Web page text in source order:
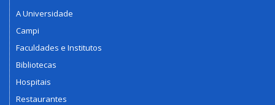
A Universidade
Campi
Faculdades e Institutos
Bibliotecas
Hospitais
Restaurantes